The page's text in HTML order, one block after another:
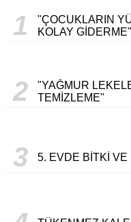
1
"ÇOCUKLARIN
KOLAY GIDERME"
2
"YAĞMUR
TEMIZLEME"
3 5. EVDE BITKI